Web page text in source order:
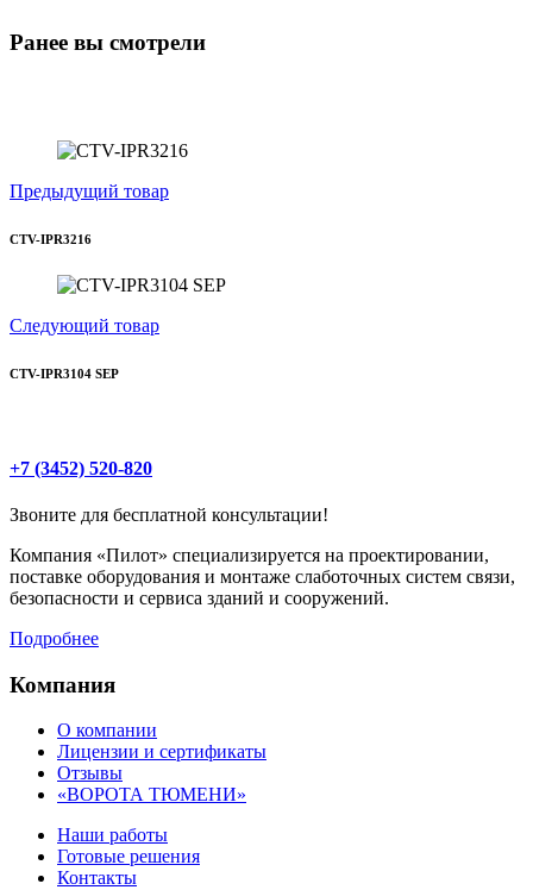
Ранее вы смотрели
Предыдущий товар
CTV-IPR3216
Следующий товар
CTV-IPR3104 SEP
+7 (3452) 520-820
Звоните для бесплатной консультации!
Компания «Пилот» специализируется на проектировании,
поставке оборудования и монтаже слаботочных систем связи,
безопасности и сервиса зданий и сооружений.
Подробнее
Компания
О компании
Лицензии и сертификаты
Отзывы
«ВОРОТА ТЮМЕНИ»
Наши работы
Готовые решения
Контакты